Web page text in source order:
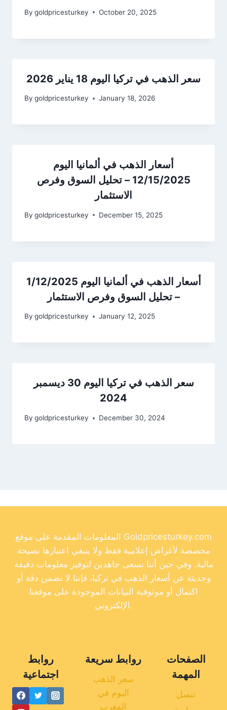
By goldpricesturkey October 20, 2025
سعر الذهب في تركيا اليوم 18 يناير 2026
By goldpricesturkey January 18, 2026
أسعار الذهب في ألمانيا اليوم
12/15/2025 – تحليل السوق وفرص
الاستثمار
By goldpricesturkey December 15, 2025
أسعار الذهب في ألمانيا اليوم 1/12/2025
– تحليل السوق وفرص الاستثمار
By goldpricesturkey January 12, 2025
سعر الذهب في تركيا اليوم 30 ديسمبر
2024
By goldpricesturkey December 30, 2024
المعلومات المقدمة على موقع Goldpricesturkey.com
مخصصة لأغراض إعلامية فقط ولا ينبغي اعتبارها نصيحة
مالية. وفي حين أننا نسعى جاهدين لتوفير معلومات دقيقة
وحديثة عن أسعار الذهب في تركيا، فإننا لا نضمن دقة أو
اكتمال أو موثوقية البيانات الموجودة على موقعنا
الإلكتروني.
روابط
اجتماعية
روابط سريعة
سعر الذهب
اليوم في
المغرب
الصفحات
المهمة
تنصل